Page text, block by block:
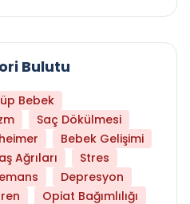
Bulutu
Bebek
Saç Dökülmesi
Bebek Gelişimi
Ağrıları
Stres
Depresyon
Opiat Bağımlılığı